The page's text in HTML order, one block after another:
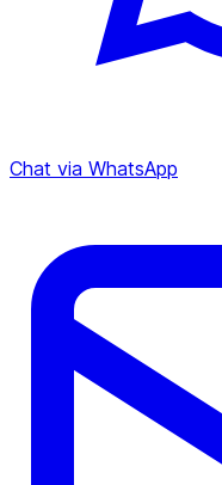
Chat via WhatsApp